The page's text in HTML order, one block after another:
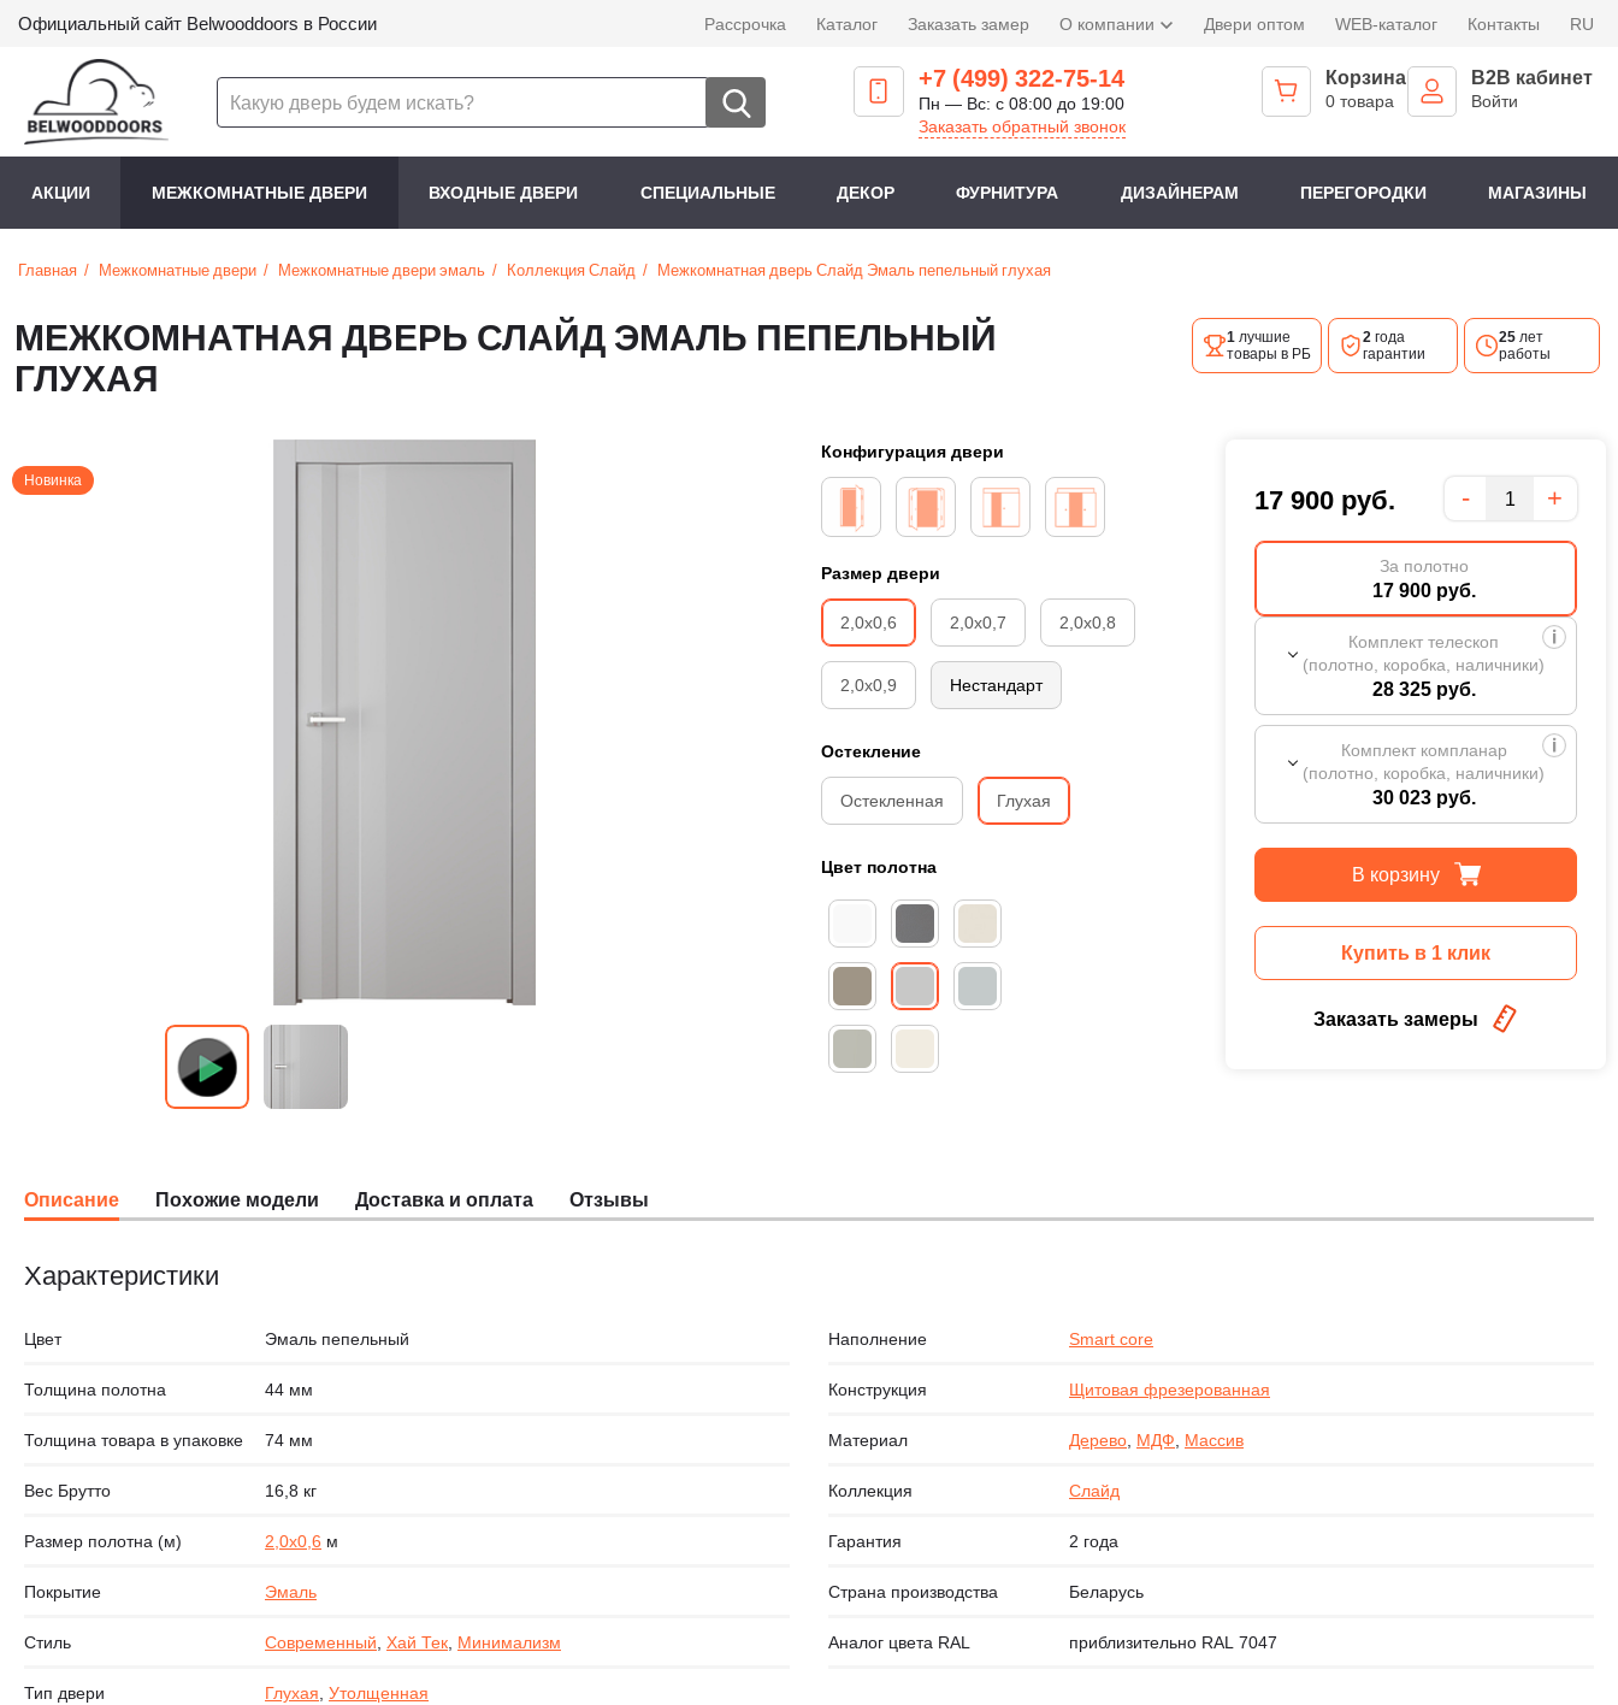
Официальный сайт Belwooddoors в России Рассрочка Каталог Заказать замер О компании Двери оптом WEB-каталог Контакты RU
+7 (499) 322-75-14
Пн — Вс: с 08:00 до 19:00
Заказать обратный звонок
Корзина
0 товара
B2B кабинет
Войти
АКЦИИ МЕЖКОМНАТНЫЕ ДВЕРИ ВХОДНЫЕ ДВЕРИ СПЕЦИАЛЬНЫЕ ДЕКОР ФУРНИТУРА ДИЗАЙНЕРАМ ПЕРЕГОРОДКИ МАГАЗИНЫ
Главная Межкомнатные двери Межкомнатные двери эмаль Коллекция Слайд Межкомнатная дверь Слайд Эмаль пепельный глухая
МЕЖКОМНАТНАЯ ДВЕРЬ СЛАЙД ЭМАЛЬ ПЕПЕЛЬНЫЙ
ГЛУХАЯ
1лучшие
товары в РБ
2года
гарантии
25лет
работы
Новинка
Конфигурация двери
Размер двери
2,0х0,6 2,0х0,7 2,0х0,8
2,0х0,9 Нестандарт
Остекление
Остекленная Глухая
Цвет полотна
17 900 руб. Количество
- +
За полотно
17 900 руб.
Комплект телескоп
(полотно, коробка, наличники)
28 325 руб.
Комплект компланар
(полотно, коробка, наличники)
30 023 руб.
В корзину
Купить в 1 клик
Заказать замеры
Описание Похожие модели Доставка и оплата Отзывы
Характеристики
Цвет Эмаль пепельный
Толщина полотна 44 мм
Толщина товара в упаковке 74 мм
Вес Брутто 16,8 кг
Размер полотна (м) 2,0х0,6 м
Покрытие Эмаль
Стиль Современный, Хай Тек, Минимализм
Тип двери Глухая, Утолщенная
Наполнение Smart core
Конструкция Щитовая фрезерованная
Материал Дерево, МДФ, Массив
Коллекция Слайд
Гарантия 2 года
Страна производства Беларусь
Аналог цвета RAL приблизительно RAL 7047